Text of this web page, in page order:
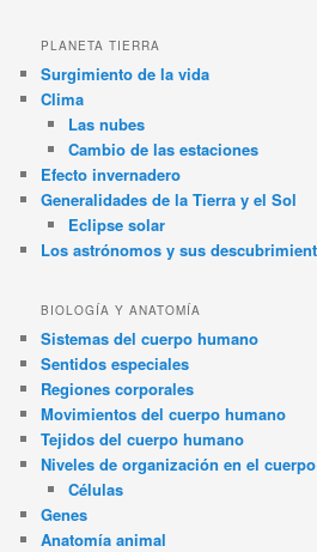
PLANETA TIERRA
Surgimiento de la vida
Clima
Las nubes
Cambio de las estaciones
Efecto invernadero
Generalidades de la Tierra y el Sol
Eclipse solar
Los astrónomos y sus
BIOLOGÍA Y ANATOMÍA
Sistemas del cuerpo humano
Sentidos especiales
Regiones corporales
Movimientos del cuerpo humano
Tejidos del cuerpo humano
Niveles de organización en el
Células
Genes
Anatomía animal